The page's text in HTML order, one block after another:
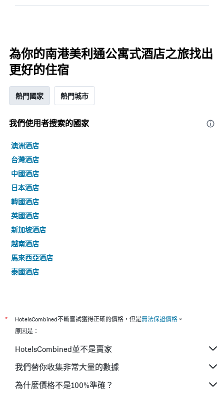
為你的南港美利通公寓式酒店之旅找出
更好的住宿
熱門國家 熱門城市
我們使用者搜索的國家
澳洲酒店
台灣酒店
中國酒店
日本酒店
韓國酒店
英國酒店
新加坡酒店
越南酒店
馬來西亞酒店
泰國酒店
* HotelsCombined不斷嘗試獲得正確的價格，但是無法保證價格 。
原因是：
HotelsCombined並不是賣家
我們替你收集非常大量的數據
為什麼價格不是100%準確？